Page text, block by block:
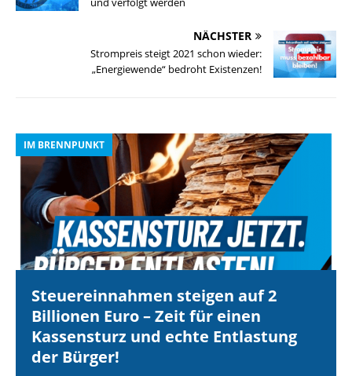
NÄCHSTER
Strompreis steigt 2021 schon wieder:
„Energiewende“ bedroht Existenzen!
IM BRENNPUNKT
Steuereinnahmen steigen auf 2
Billionen Euro – Zeit für einen
Kassensturz und echte Entlastung
der Bürger!